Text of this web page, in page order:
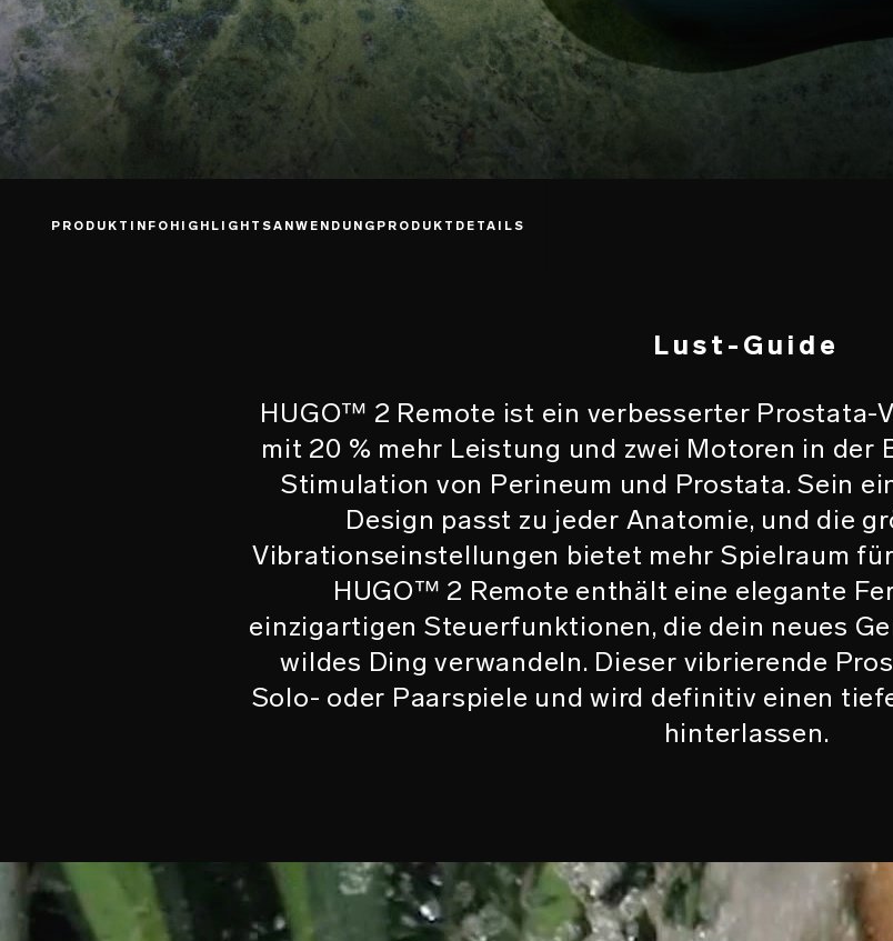
PRODUKTINFO HIGHLIGHTSANWENDUNG PRODUKTDETAILS
Lust-Guide
HUGO™ 2 Remote ist ein verbesserter Prostata-
mit 20 % mehr Leistung und zwei Motoren in der
Stimulation von Perineum und Prostata. Sein
Design passt zu jeder Anatomie, und die
Vibrationseinstellungen bietet mehr Spielraum
HUGO™ 2 Remote enthält eine elegante
einzigartigen Steuerfunktionen, die dein neues
wildes Ding verwandeln. Dieser vibrierende
Solo- oder Paarspiele und wird definitiv einen
hinterlassen.